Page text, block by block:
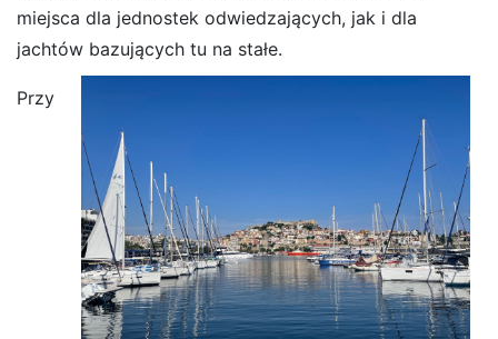
miejsca dla jednostek odwiedzających, jak i dla
jachtów bazujących tu na stałe.
Przy